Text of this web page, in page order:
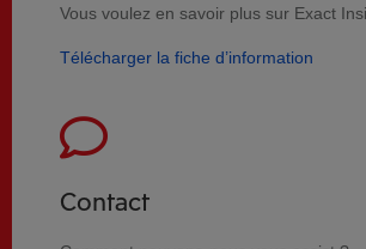
Vous voulez en savoir plus sur Exact
Télécharger la fiche d’information
Contact